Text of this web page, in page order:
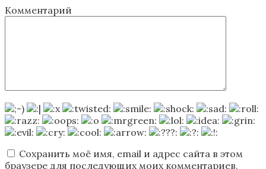
Комментарий
Сохранить моё имя, email и адрес сайта в этом
браузере для последующих моих комментариев.